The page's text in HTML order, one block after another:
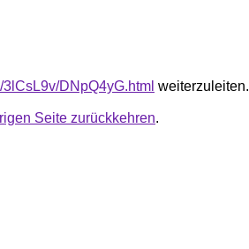
DNpQ4yG.html weiterzuleiten.
Seite zurückkehren.